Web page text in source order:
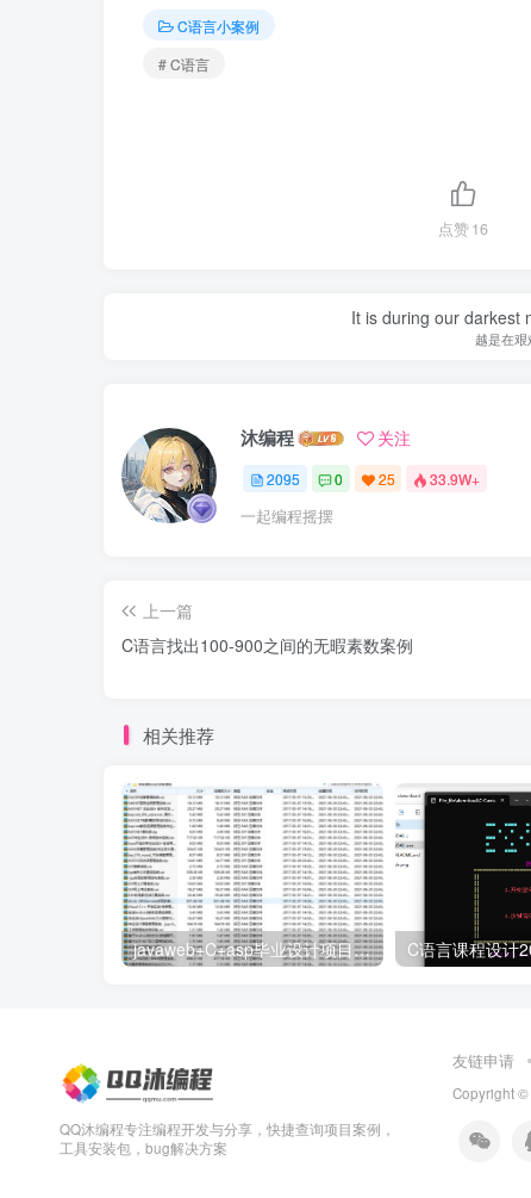
C语言小案例
# C语言
点赞16
It is during our darkest
越是在
沐编程 关注
2095 0 25 33.9W+
一起编程摇摆
上一篇
C语言找出100-900之间的无暇素数案例
相关推荐
javaweb+C+asp毕业设计项目合集免费下载
QQ沐编程专注编程开发与分享，快捷查询项目案例，
工具安装包，bug解决方案
友链申请
Copyright ©